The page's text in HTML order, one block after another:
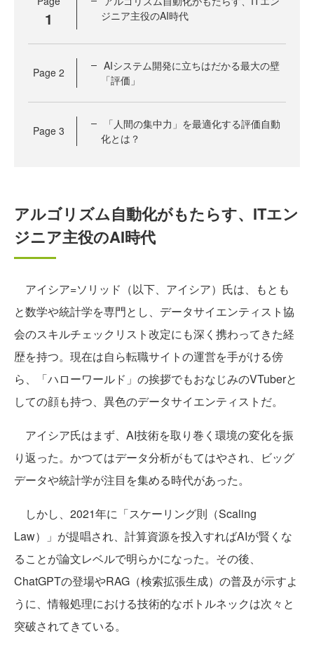
1
ジニア主役のAI時代
Page 2
AIシステム開発に立ちはだかる最大の壁
「評価」
Page 3
「人間の集中力」を最適化する評価自動
化とは？
アルゴリズム自動化がもたらす、ITエン
ジニア主役のAI時代
アイシア=ソリッド（以下、アイシア）氏は、もとも
と数学や統計学を専門とし、データサイエンティスト協
会のスキルチェックリスト改定にも深く携わってきた経
歴を持つ。現在は自ら転職サイトの運営を手がける傍
ら、「ハローワールド」の挨拶でもおなじみのVTuberと
しての顔も持つ、異色のデータサイエンティストだ。
アイシア氏はまず、AI技術を取り巻く環境の変化を振
り返った。かつてはデータ分析がもてはやされ、ビッグ
データや統計学が注目を集める時代があった。
しかし、2021年に「スケーリング則（Scaling
Law）」が提唱され、計算資源を投入すればAIが賢くな
ることが論文レベルで明らかになった。その後、
ChatGPTの登場やRAG（検索拡張生成）の普及が示すよ
うに、情報処理における技術的なボトルネックは次々と
突破されてきている。